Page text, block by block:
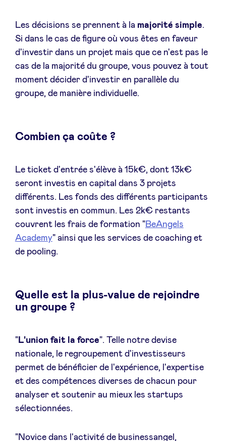
Les décisions se prennent à la majorité simple.
Si dans le cas de figure où vous êtes en faveur
d'investir dans un projet mais que ce n'est pas le
cas de la majorité du groupe, vous pouvez à tout
moment décider d'investir en parallèle du
groupe, de manière individuelle.
Combien ça coûte ?
Le ticket d'entrée s'élève à 15k€, dont 13k€
seront investis en capital dans 3 projets
différents. Les fonds des différents participants
sont investis en commun. Les 2k€ restants
couvrent les frais de formation "BeAngels
Academy" ainsi que les services de coaching et
de pooling.
Quelle est la plus-value de rejoindre
un groupe ?
"L'union fait la force". Telle notre devise
nationale, le regroupement d'investisseurs
permet de bénéficier de l'expérience, l'expertise
et des compétences diverses de chacun pour
analyser et soutenir au mieux les startups
sélectionnées.
"Novice dans l'activité de businessangel,